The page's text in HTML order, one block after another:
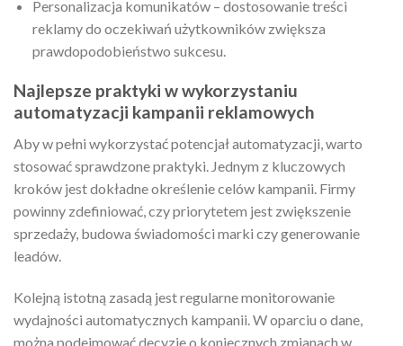
Personalizacja komunikatów – dostosowanie treści
reklamy do oczekiwań użytkowników zwiększa
prawdopodobieństwo sukcesu.
Najlepsze praktyki w wykorzystaniu
automatyzacji kampanii reklamowych
Aby w pełni wykorzystać potencjał automatyzacji, warto
stosować sprawdzone praktyki. Jednym z kluczowych
kroków jest dokładne określenie celów kampanii. Firmy
powinny zdefiniować, czy priorytetem jest zwiększenie
sprzedaży, budowa świadomości marki czy generowanie
leadów.
Kolejną istotną zasadą jest regularne monitorowanie
wydajności automatycznych kampanii. W oparciu o dane,
można podejmować decyzje o koniecznych zmianach w